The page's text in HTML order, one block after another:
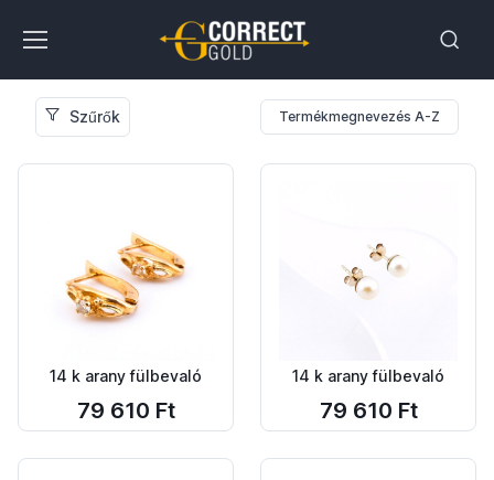
Szűrők Termékmegnevezés A-Z
14 k arany fülbevaló
79 610 Ft
14 k arany fülbevaló
79 610 Ft